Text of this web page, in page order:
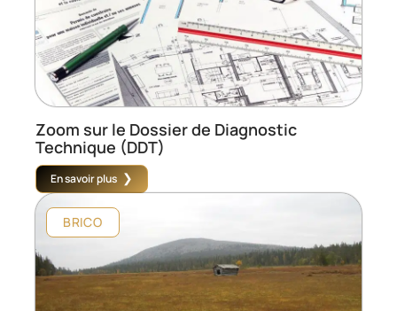
Zoom sur le Dossier de Diagnostic
Technique (DDT)
En savoir plus
BRICO